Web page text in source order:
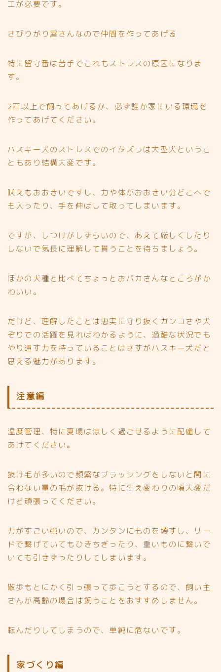
工が必要です。
さびりがり屋さんなので仲間を作ってあげる
特に留守番は苦手でこれもストレスの原因になりま
す。
2匹以上で飼ってあげるか、必ず誰か家にいる環境を
作ってあげてください。
ハスキー犬のストレスでのイタズラは大型犬というこ
ともあり結構大変です。
吠えもおおきいですし、力や体がおおきい分どこへで
も入ったり、手を伸ばして取ってしまいます。
ですが、しつけがしずらいので、あえて厳しくしたり
しないで気長に理解して貰うことを待ちましょう。
ほかの犬種と比べてちょっとおバカさんなところがか
わいい。
だけど、理解したことは忠実に守り抜くガンコさや犬
ぞりでの活躍を見ればわかるように、過酷な状況でも
やり通す力を持っていることはさすがハスキー犬だと
思える魅力があります。
注意編
温度管理、特に夏場は涼しく過ごせるように配慮して
あげてください。
抜け毛が多いので頻繁なブラッシングをしないと間に
合わない量の毛が抜ける。特に生え変わりの頃大変だ
けど頑張ってください。
力がすごい強いので、カンタンにものを壊すし、リー
ドで繋げていてもひきちぎったり、重いものに繋いで
いても引きずったりしてしまいます。
散歩もとにかく引っ張って歩こうとするので、飼い主
さんが高齢の場合は飼うことをおすすめしません。
転んだりしてしまうので、単純に危ないです。
家づくり編